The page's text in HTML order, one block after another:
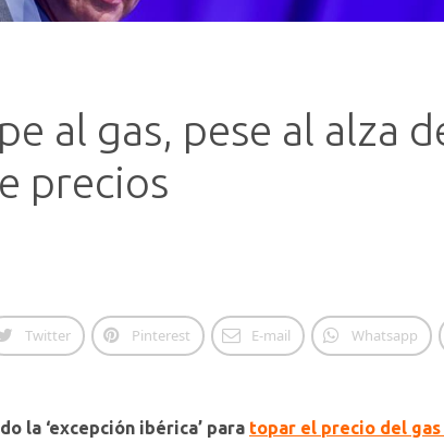
al gas, pese al alza
precios
Twitter Pinterest E-mail Whatsapp
la ‘excepción ibérica’ para topar el precio del